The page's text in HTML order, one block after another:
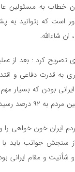
خطاب به مسئولین
است که بتوانید به
شاءالله.
رسیده است .
ایران خون خواهی
جوانب باید با
و مقام ایرانی